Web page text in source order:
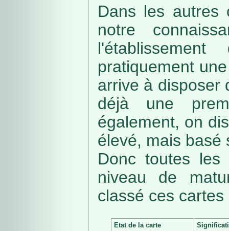
Dans les autres
notre
pratiquement
arrive à disposer
déjà une
également, on
élevé, mais basé
Donc toutes
niveau de
classé ces
Etat de la carte